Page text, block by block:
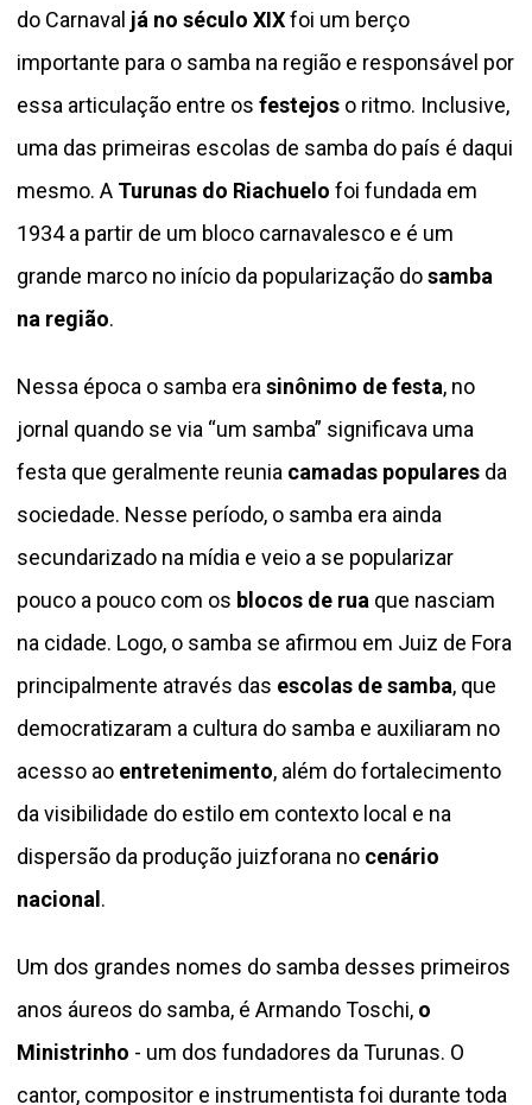
do Carnaval já no século XIXfoi um berço
importante para o samba na região e responsável por
essa articulação entre os festejos o ritmo. Inclusive,
uma das primeiras escolas de samba do país é daqui
mesmo. A Turunas do Riachuelo foi fundada em
1934 a partir de um bloco carnavalesco e é um
grande marco no início da popularização dosamba
na região.
Nessa época o samba erasinônimo de festa, no
jornal quando se via “um samba” significava uma
festa que geralmente reunia camadas populares da
sociedade. Nesse período, o samba era ainda
secundarizado na mídia e veio a se popularizar
pouco a pouco com os blocos de rua que nasciam
na cidade. Logo, o samba se afirmou em Juiz de Fora
principalmente através das escolas de samba, que
democratizaram a cultura do samba e auxiliaram no
acesso ao entretenimento, além do fortalecimento
da visibilidade do estilo em contexto local e na
dispersão da produção juizforana no cenário
nacional .
Um dos grandes nomes do samba desses primeiros
anos áureos do samba, é Armando Toschi, o
Ministrinho - um dos fundadores da Turunas. O
cantor, compositor e instrumentista foi durante toda